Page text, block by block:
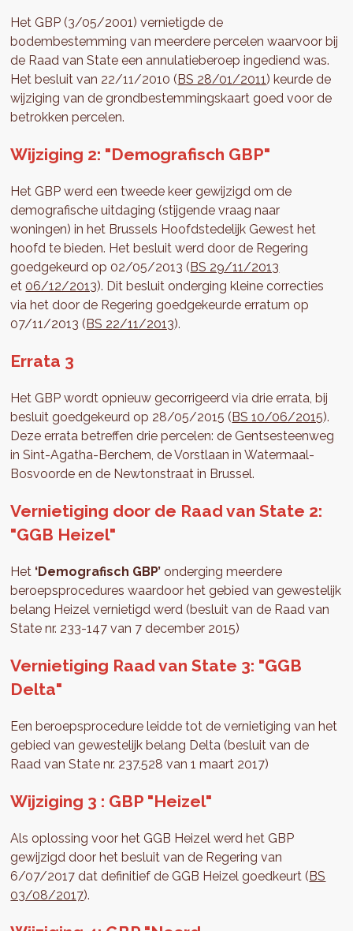
Het GBP (3/05/2001) vernietigde de
bodembestemming van meerdere percelen waarvoor bij
de Raad van State een annulatieberoep ingediend was.
Het besluit van 22/11/2010 (BS 28/01/2011) keurde de
wijziging van de grondbestemmingskaart goed voor de
betrokken percelen.
Wijziging 2: "Demografisch GBP"
Het GBP werd een tweede keer gewijzigd om de
demografische uitdaging (stijgende vraag naar
woningen) in het Brussels Hoofdstedelijk Gewest het
hoofd te bieden. Het besluit werd door de Regering
goedgekeurd op 02/05/2013 (BS 29/11/2013
et 06/12/2013). Dit besluit onderging kleine correcties
via het door de Regering goedgekeurde erratum op
07/11/2013 (BS 22/11/2013).
Errata 3
Het GBP wordt opnieuw gecorrigeerd via drie errata, bij
besluit goedgekeurd op 28/05/2015 (BS 10/06/2015).
Deze errata betreffen drie percelen: de Gentsesteenweg
in Sint-Agatha-Berchem, de Vorstlaan in Watermaal-
Bosvoorde en de Newtonstraat in Brussel.
Vernietiging door de Raad van State 2:
"GGB Heizel"
Het ‘Demografisch GBP’ onderging meerdere
beroepsprocedures waardoor het gebied van gewestelijk
belang Heizel vernietigd werd (besluit van de Raad van
State nr. 233-147 van 7 december 2015)
Vernietiging Raad van State 3: "GGB
Delta"
Een beroepsprocedure leidde tot de vernietiging van het
gebied van gewestelijk belang Delta (besluit van de
Raad van State nr. 237.528 van 1 maart 2017)
Wijziging 3 : GBP "Heizel"
Als oplossing voor het GGB Heizel werd het GBP
gewijzigd door het besluit van de Regering van
6/07/2017 dat definitief de GGB Heizel goedkeurt (BS
03/08/2017).